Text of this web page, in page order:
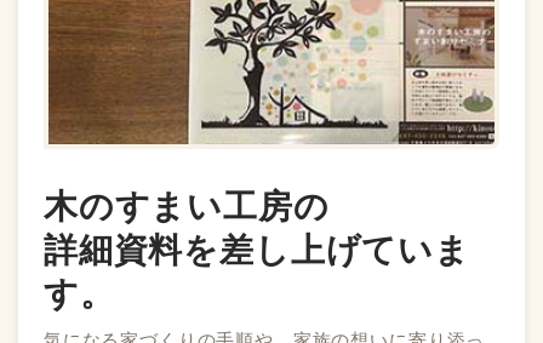
木のすまい工房の
詳細資料を差し上げていま
す。